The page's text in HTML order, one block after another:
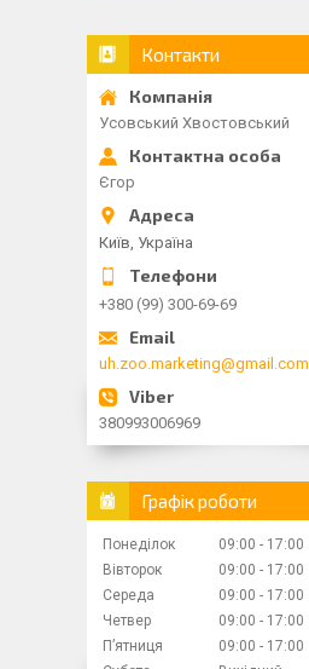
Контакти
Усовський Хвостовський
Єгор
Київ, Україна
+380 (99) 300-69-69
uh.zoo.marketing@gmail.com
380993006969
Графік роботи
Понеділок 09:00
17:00
Вівторок
09:00
17:00
Середа
09:00
17:00
Четвер
09:00
17:00
Пʼятниця
09:00
17:00